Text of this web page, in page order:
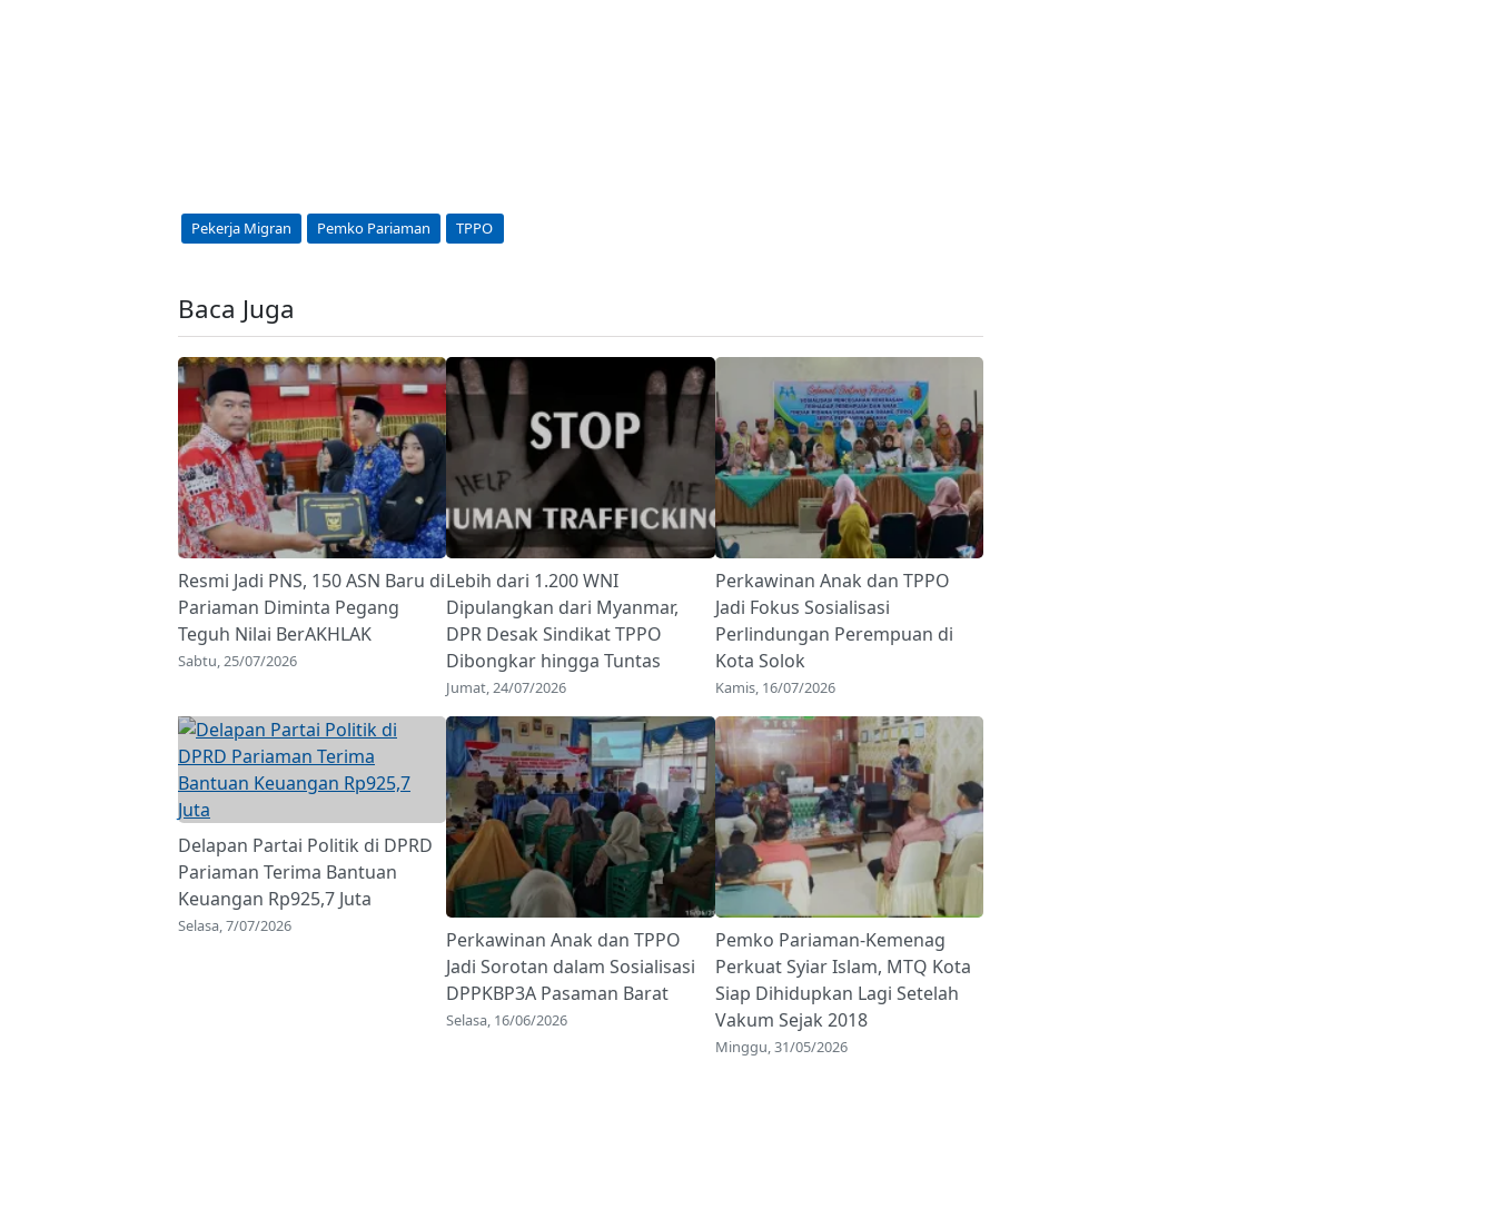
Pekerja Migran Pemko Pariaman TPPO
Baca Juga
Resmi Jadi PNS, 150 ASN Baru di
Pariaman Diminta Pegang
Teguh Nilai BerAKHLAK
Sabtu, 25/07/2026
Lebih dari 1.200 WNI
Dipulangkan dari Myanmar,
DPR Desak Sindikat TPPO
Dibongkar hingga Tuntas
Jumat, 24/07/2026
Perkawinan Anak dan TPPO
Jadi Fokus Sosialisasi
Perlindungan Perempuan di
Kota Solok
Kamis, 16/07/2026
Delapan Partai Politik di DPRD
Pariaman Terima Bantuan
Keuangan Rp925,7 Juta
Selasa, 7/07/2026
Perkawinan Anak dan TPPO
Jadi Sorotan dalam Sosialisasi
DPPKBP3A Pasaman Barat
Selasa, 16/06/2026
Pemko Pariaman-Kemenag
Perkuat Syiar Islam, MTQ Kota
Siap Dihidupkan Lagi Setelah
Vakum Sejak 2018
Minggu, 31/05/2026